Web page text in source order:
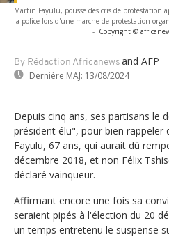
Martin Fayulu, pousse des cris de protestation
la police lors d'une marche de protestation
- Copyright ©
By Rédaction Africanews and AFP
Dernière MAJ: 13/08/2024
Depuis cinq ans, ses partisans le
président élu", pour bien rappeler
Fayulu, 67 ans, qui aurait dû
décembre 2018, et non Félix
déclaré vainqueur.
Affirmant encore une fois sa
seraient pipés à l'élection du 20
un temps entretenu le suspense